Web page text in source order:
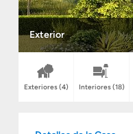
Exterior
Exteriores(4) Interiores(18)